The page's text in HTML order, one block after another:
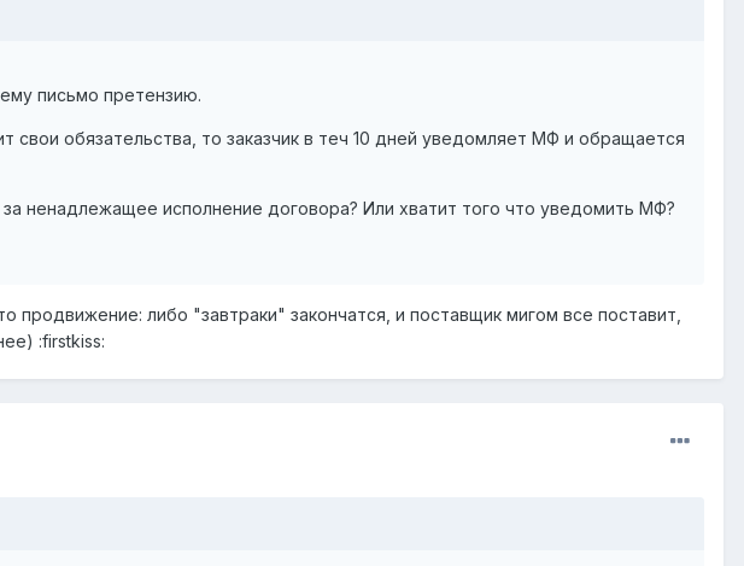
письмо претензию.
обязательства, то заказчик в теч 10 дней уведомляет МФ и обращается
ненадлежащее исполнение договора? Или хватит того что уведомить МФ?
продвижение: либо "завтраки" закончатся, и поставщик мигом все поставит,
:firstkiss: